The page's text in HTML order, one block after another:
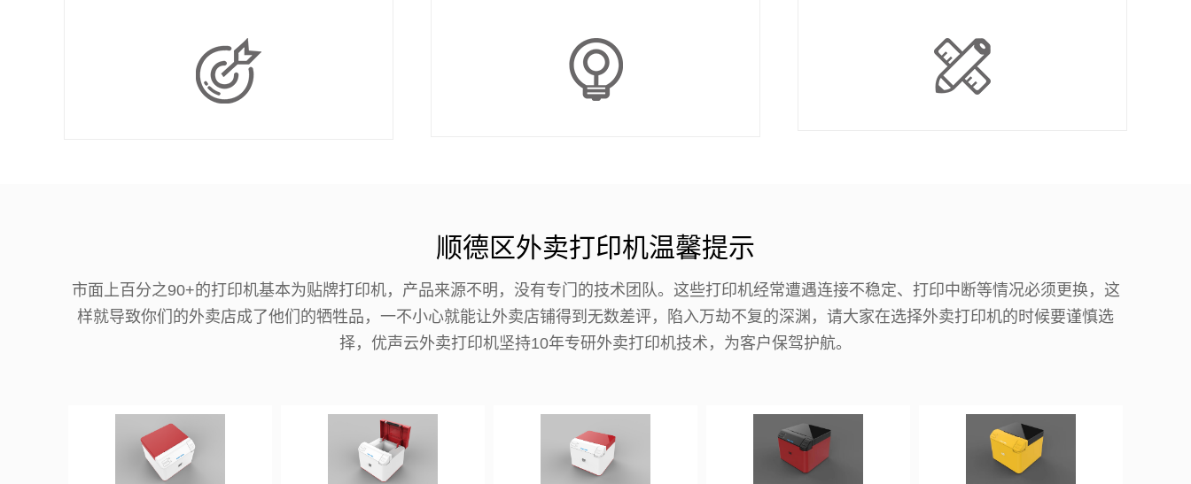
顺德区外卖打印机温馨提示
市面上百分之90+的打印机基本为贴牌打印机，产品来源不明，没有专门的技术团队。这些打印机经常遭遇连接不稳定、打印中断等情况必须更换，这
样就导致你们的外卖店成了他们的牺牲品，一不小心就能让外卖店铺得到无数差评，陷入万劫不复的深渊，请大家在选择外卖打印机的时候要谨慎选
择，优声云外卖打印机坚持10年专研外卖打印机技术，为客户保驾护航。